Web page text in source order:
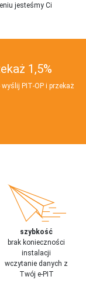
jesteśmy Ci
1,5%
PIT‑OP i przekaż
szybkość
brak konieczności
instalacji
wczytanie danych z
Twój e-PIT